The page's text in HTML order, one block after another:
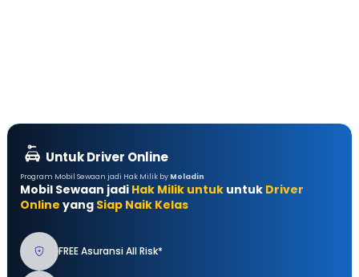
Untuk Driver Online
Program Mobil Sewaan jadi Hak Milik by Moladin
Mobil Sewaan jadi Hak Milik untuk untuk Driver
Online yang Siap Naik Kelas
FREE Asuransi All Risk*